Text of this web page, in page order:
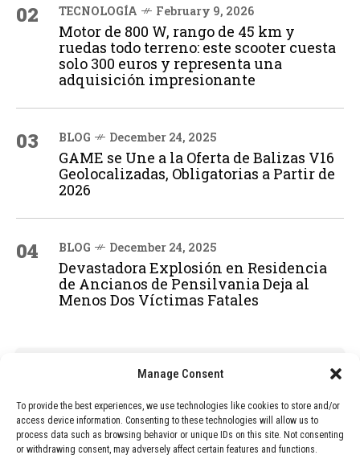
Manage Consent
To provide the best experiences, we use technologies like cookies to store and/or
access device information. Consenting to these technologies will allow us to
process data such as browsing behavior or unique IDs on this site. Not consenting
or withdrawing consent, may adversely affect certain features and functions.
02 TECNOLOGÍA February 9, 2026
Motor de 800 W, rango de 45 km y
ruedas todo terreno: este scooter cuesta
solo 300 euros y representa una
adquisición impresionante
03 BLOG December 24, 2025
GAME se Une a la Oferta de Balizas V16
Geolocalizadas, Obligatorias a Partir de
2026
04 BLOG December 24, 2025
Devastadora Explosión en Residencia
de Ancianos de Pensilvania Deja al
Menos Dos Víctimas Fatales